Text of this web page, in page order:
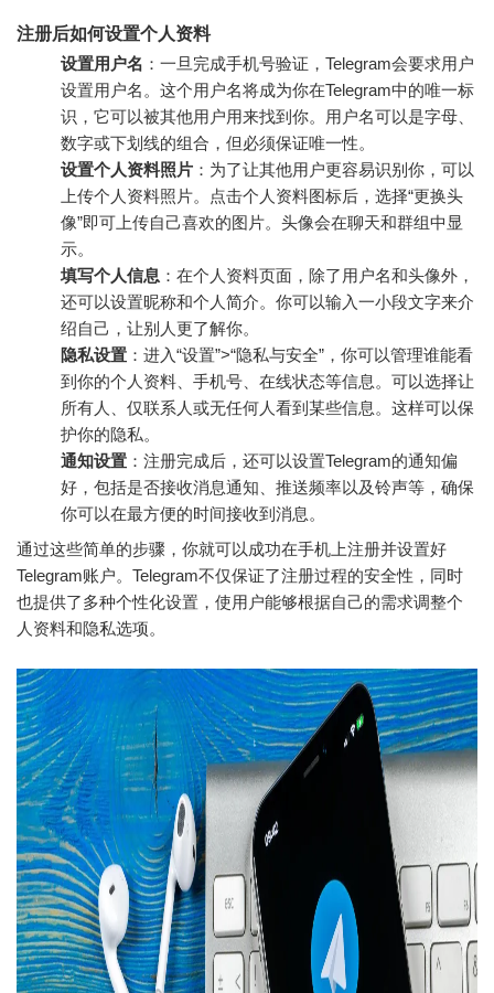
注册后如何设置个人资料
设置用户名 ：一旦完成手机号验证，Telegram会要求用户
设置用户名。这个用户名将成为你在Telegram中的唯一标
识，它可以被其他用户用来找到你。用户名可以是字母、
数字或下划线的组合，但必须保证唯一性。
设置个人资料照片 ：为了让其他用户更容易识别你，可以
上传个人资料照片。点击个人资料图标后，选择“更换头
像”即可上传自己喜欢的图片。头像会在聊天和群组中显
示。
填写个人信息 ：在个人资料页面，除了用户名和头像外，
还可以设置昵称和个人简介。你可以输入一小段文字来介
绍自己，让别人更了解你。
隐私设置 ：进入“设置”>“隐私与安全”，你可以管理谁能看
到你的个人资料、手机号、在线状态等信息。可以选择让
所有人、仅联系人或无任何人看到某些信息。这样可以保
护你的隐私。
通知设置 ：注册完成后，还可以设置Telegram的通知偏
好，包括是否接收消息通知、推送频率以及铃声等，确保
你可以在最方便的时间接收到消息。
通过这些简单的步骤，你就可以成功在手机上注册并设置好
Telegram账户。Telegram不仅保证了注册过程的安全性，同时
也提供了多种个性化设置，使用户能够根据自己的需求调整个
人资料和隐私选项。